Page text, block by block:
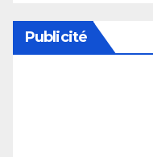
Publicité